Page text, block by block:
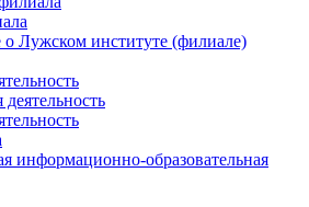
Лужском институте (филиале)
информационно-образовательная